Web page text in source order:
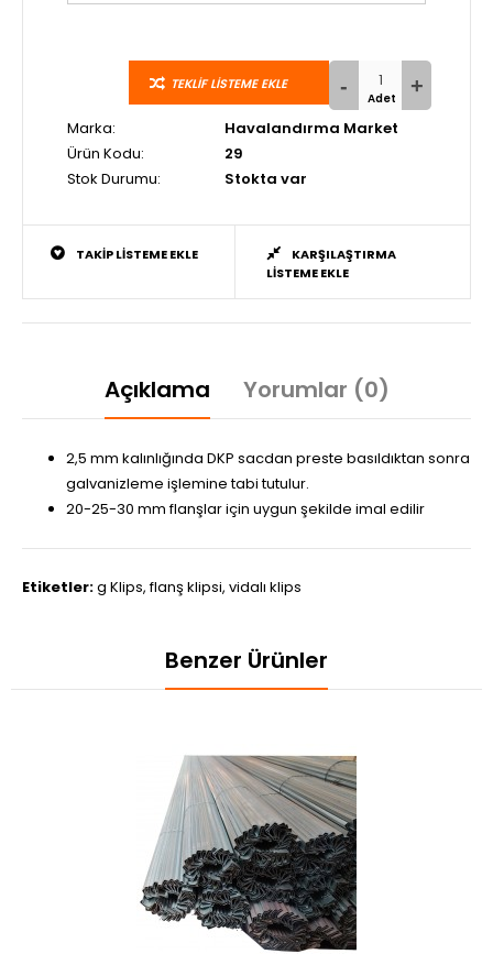
TEKLIF LISTEME EKLE
Marka:
Havalandırma Market
Ürün Kodu:
29
Stok Durumu:
Stokta var
TAKIP LISTEME EKLE
KARŞILAŞTIRMA
LISTEME EKLE
Açıklama Yorumlar (0)
2,5 mm kalınlığında DKP sacdan preste basıldıktan sonra
galvanizleme işlemine tabi tutulur.
20-25-30 mm flanşlar için uygun şekilde imal edilir
Etiketler:g Klips,flanş klipsi, vidalı klips
Benzer Ürünler